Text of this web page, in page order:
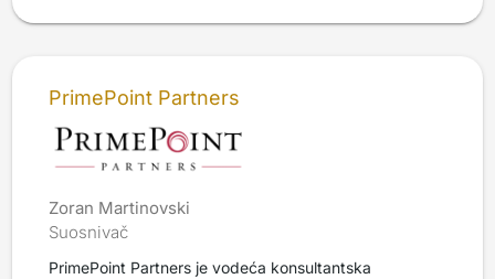
PrimePoint Partners
Zoran Martinovski
Suosnivač
PrimePoint Partners je vodeća konsultantska